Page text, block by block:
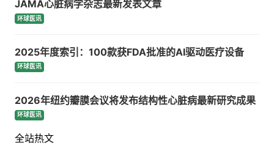
JAMA心脏病学杂志最新发表文章
环球医讯
2025年度索引：100款获FDA批准的AI驱动医疗设备
环球医讯
2026年纽约瓣膜会议将发布结构性心脏病最新研究成果
环球医讯
全站热文